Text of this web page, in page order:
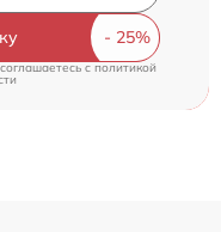
cполитикой